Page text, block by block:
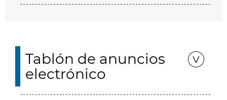
Tablón de anuncios
electrónico